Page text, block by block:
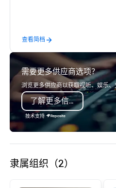
查看简档
需要更多供应商选项？
浏览更多供应商以获取视听、娱乐、
了解更多信息
技术支持
隶属组织（2）